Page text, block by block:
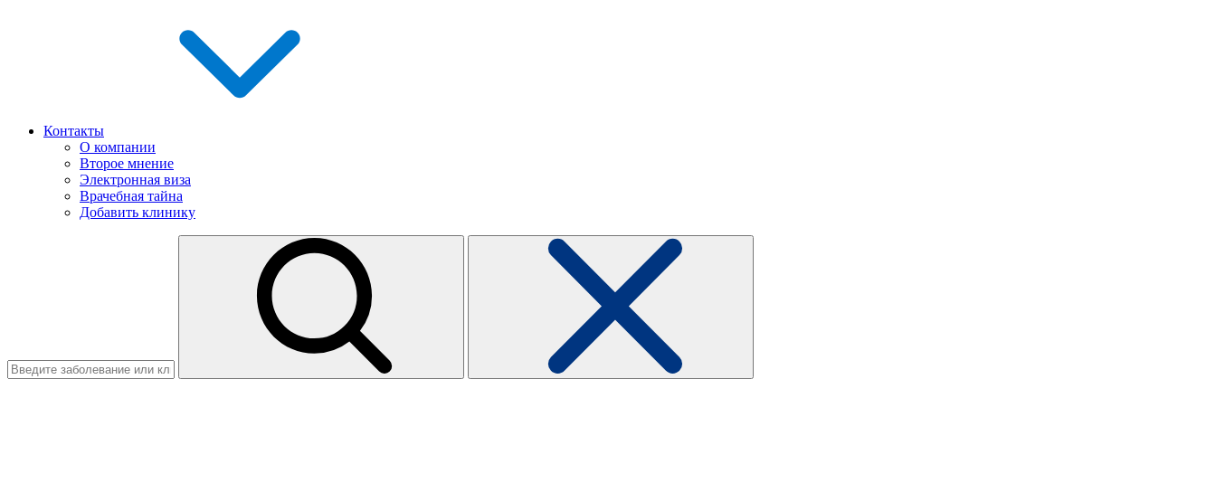
Контакты
О компании
Второе мнение
Электронная виза
Врачебная тайна
Добавить клинику